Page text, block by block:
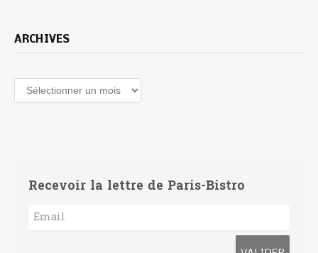
ARCHIVES
Archives
Recevoir la lettre de Paris-Bistro